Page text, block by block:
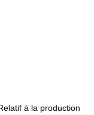
Relatif à la production